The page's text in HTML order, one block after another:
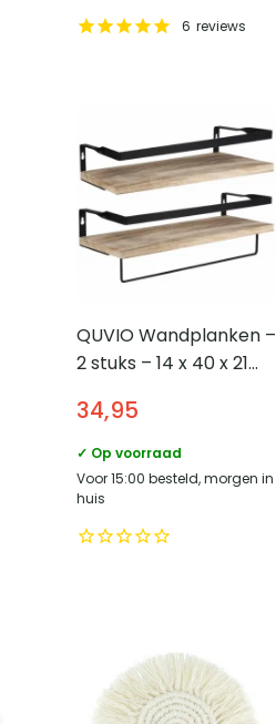
6 reviews
QUVIO Wandplanken –
2 stuks – 14 x 40 x 21
34,95
✓ Op voorraad
Voor 15:00 besteld, morgen in
huis